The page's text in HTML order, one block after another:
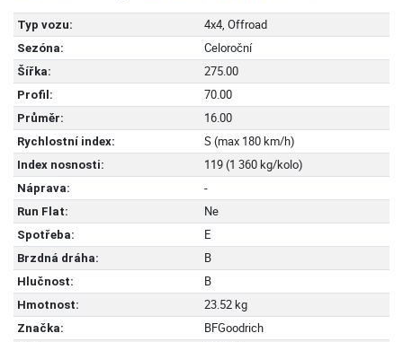
Typ vozu: 4x4, Offroad
Sezóna: Celoroční
Šířka: 275.00
Profil: 70.00
Průměr: 16.00
Rychlostní index: S (max 180 km/h)
Index nosnosti: 119 (1 360 kg/kolo)
Náprava: -
Run Flat: Ne
Spotřeba: E
Brzdná dráha: B
Hlučnost: B
Hmotnost: 23.52 kg
Značka: BFGoodrich